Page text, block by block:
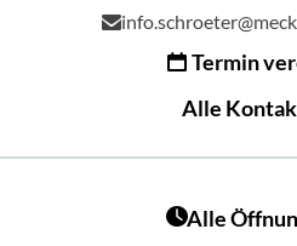
Termin
Alle
Alle